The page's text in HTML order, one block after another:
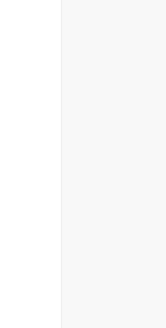
2022
KLASICKEJ